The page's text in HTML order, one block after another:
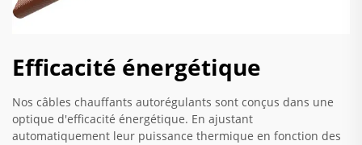
Efficacité énergétique
Nos câbles chauffants autorégulants sont conçus dans une
optique d'efficacité énergétique. En ajustant
automatiquement leur puissance thermique en fonction des